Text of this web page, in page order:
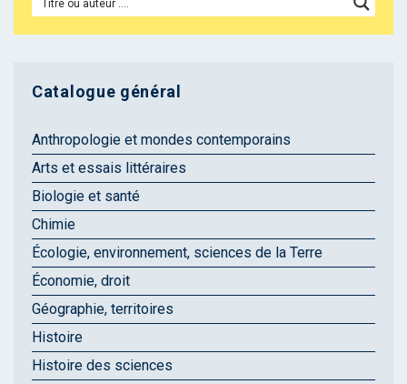
Catalogue général
Anthropologie et mondes contemporains
Arts et essais littéraires
Biologie et santé
Chimie
Écologie, environnement, sciences de la Terre
Économie, droit
Géographie, territoires
Histoire
Histoire des sciences